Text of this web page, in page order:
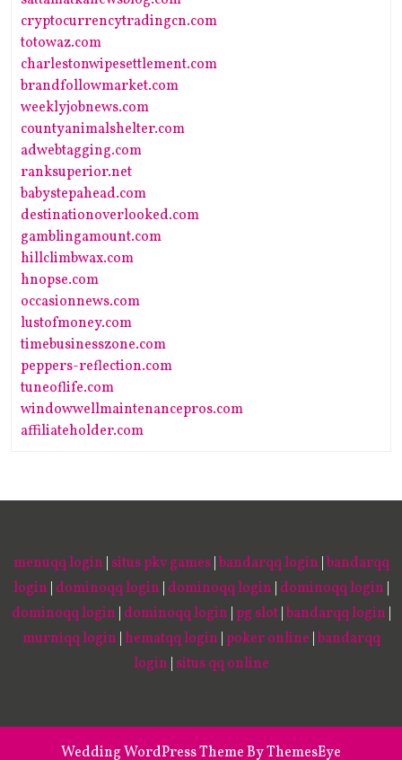
cryptocurrencytradingcn.com
totowaz.com
charlestonwipesettlement.com
brandfollowmarket.com
weeklyjobnews.com
countyanimalshelter.com
adwebtagging.com
ranksuperior.net
babystepahead.com
destinationoverlooked.com
gamblingamount.com
hillclimbwax.com
hnopse.com
occasionnews.com
lustofmoney.com
timebusinesszone.com
peppers-reflection.com
tuneoflife.com
windowwellmaintenancepros.com
affiliateholder.com
menuqq login situs pkv games| bandarqq login bandarqq
login dominoqq login dominoqq login dominoqq login
dominoqq login dominoqq login pg slot| bandarqq login
murniqq login hematqq login poker online bandarqq
login situs qq online
Wedding WordPress ThemeBy ThemesEye